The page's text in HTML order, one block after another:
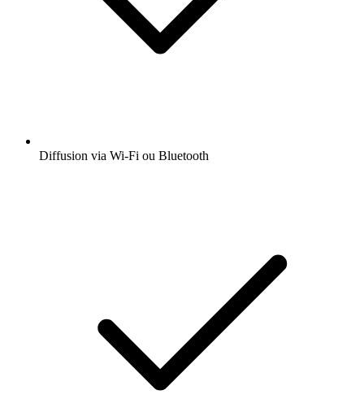
Diffusion via Wi-Fi ou Bluetooth